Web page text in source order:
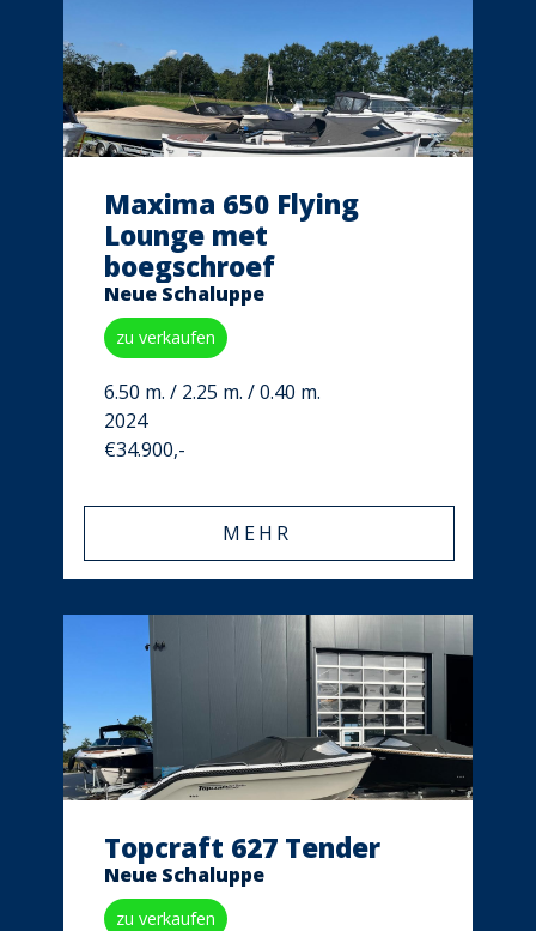
Maxima 650 Flying
Lounge met
boegschroef
Neue Schaluppe
zu verkaufen
6.50 m. / 2.25 m. / 0.40 m.
2024
€34.900,-
MEHR
Topcraft 627 Tender
Neue Schaluppe
zu verkaufen